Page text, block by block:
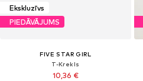
Ekskluzīvs
PIEDĀVĀJUMS
FIVE STAR GIRL
T-Krekls
10,36 €